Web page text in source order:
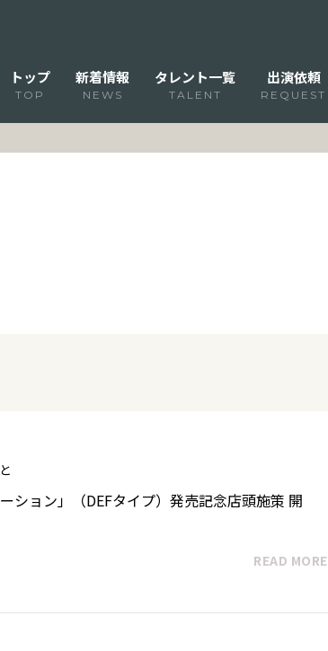
トップ
TOP
新着情報
NEWS
タレント一覧
TALENT
出演依頼
REQUEST
ション」（DEFタイプ）発売記念店頭施策 開
READ MORE